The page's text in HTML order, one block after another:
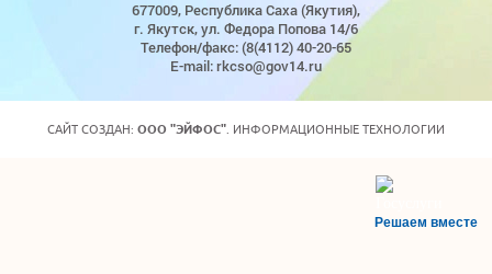
677009, Республика Саха (Якутия),
г. Якутск, ул. Федора Попова 14/6
Телефон/факс: (8(4112) 40-20-65
E-mail: rkcso@gov14.ru
САЙТ СОЗДАН: ООО "ЭЙФОС" . ИНФОРМАЦИОННЫЕ ТЕХНОЛОГИИ
Решаем вместе